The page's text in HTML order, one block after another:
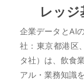
レッジ
企業データとAI
社：東京都港区
タ社）は、飲食
アル・業務知識